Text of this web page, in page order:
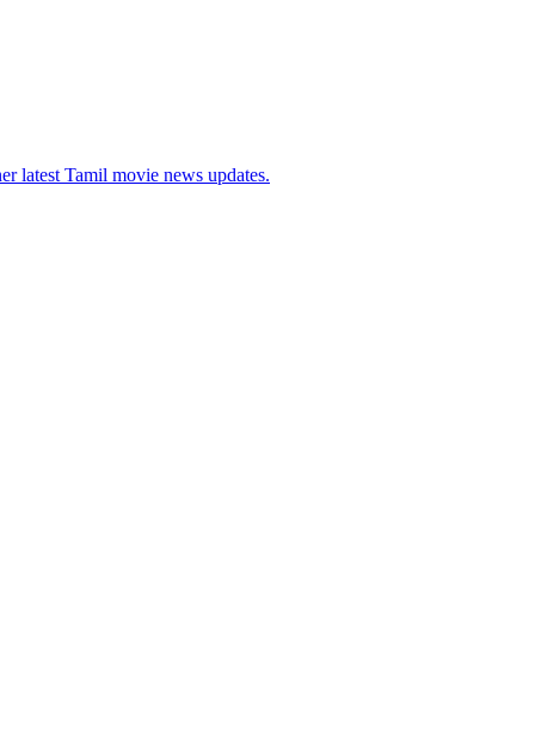
latest Tamil movie news updates.